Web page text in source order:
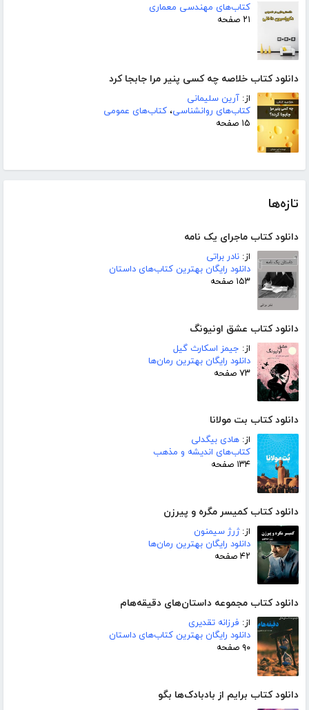
کتاب‌های مهندسی معماری
۲۱ صفحه
دانلود کتاب خلاصه چه کسی پنیر مرا جابجا کرد
از: آرین سلیمانی
کتاب‌های روانشناسی، کتاب‌های عمومی
۱۵ صفحه
تازه‌ها
دانلود کتاب ماجرای یک نامه
از: نادر براتی
دانلود رایگان بهترین کتاب‌های داستان
۱۵۳ صفحه
دانلود کتاب عشق اونیونگ
از: جیمز اسکارث گیل
دانلود رایگان بهترین رمان‌ها
۷۳ صفحه
دانلود کتاب بت مولانا
از: هادی بیگدلی
کتاب‌های اندیشه و مذهب
۱۳۴ صفحه
دانلود کتاب کمیسر مگره و پیرزن
از:ژرژ سیمنون
دانلود رایگان بهترین رمان‌ها
۴۲ صفحه
دانلود کتاب مجموعه داستان‌های دقیقه‌هام
از: فرزانه تقدیری
دانلود رایگان بهترین کتاب‌های داستان
۹۰ صفحه
دانلود کتاب برایم از بادبادک‌ها بگو